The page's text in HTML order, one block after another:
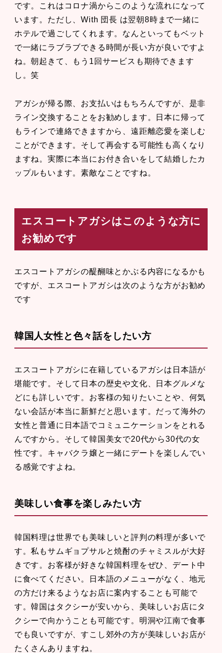
です。これはコロナ渦からこのような流れになって
います。ただし、With 団長 は翌朝8時まで一緒に
ホテルで過ごしてくれます。なんといってもベット
で一緒にラブラブできる時間が長い方が良いですよ
ね。朝起きて、もう1回サービスも期待できます
し。笑
アガシが帰る際、お支払いはもちろんですが、是非
ライン交換することをお勧めします。日本に帰って
もラインで連絡できますから、遠距離恋愛を楽しむ
ことができます。そして再会する可能性も高くなり
ますね。実際に本当にお付き合いをして結婚したカ
ップルもいます。素敵なことですね。
エスコートアガシはこのような方に
お勧めです
エスコートアガシの醍醐味とかぶる内容になるかも
ですが、エスコートアガシは次のような方がお勧め
です
韓国人女性と色々話をしたい方
エスコートアガシに在籍しているアガシは日本語が
堪能です。そして日本の歴史や文化、日本グルメな
どにも詳しいです。お客様の知りたいことや、何気
ない会話が本当に新鮮だと思います。だって海外の
女性と普通に日本語でコミュニケーションをとれる
んですから。そして韓国美女で20代から30代の女
性です。キャバクラ嬢と一緒にデートを楽しんでい
る感覚ですよね。
美味しい食事を楽しみたい方
韓国料理は世界でも美味しいと評判の料理が多いで
す。私もサムギョプサルと焼酎のチャミスルが大好
きです。お客様が好きな韓国料理をぜひ、デート中
に食べてください。日本語のメニューがなく、地元
の方だけ来るようなお店に案内することも可能で
す。韓国はタクシーが安いから、美味しいお店にタ
クシーで向かうことも可能です。明洞や江南で食事
でも良いですが、すこし郊外の方が美味しいお店が
たくさんありますね。